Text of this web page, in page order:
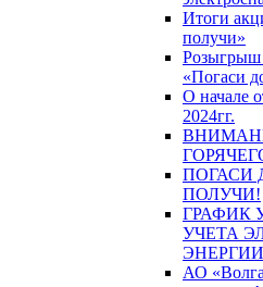
Итоги
получи»
Розыгрыш
«Погаси
О начале
2024гг.
ПОГАСИ
ПОЛУЧИ!
ГРАФИК
УЧЕТА
ЭНЕРГИИ
АО